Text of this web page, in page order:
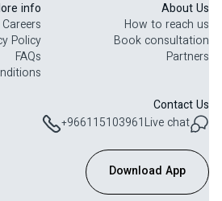
About Us
How to reach us
Book consultation
Partners
info
Careers
Policy
FAQs
Contact Us
Live chat
+966115103961
Download App